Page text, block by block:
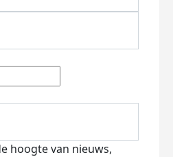
hoogte van nieuws,